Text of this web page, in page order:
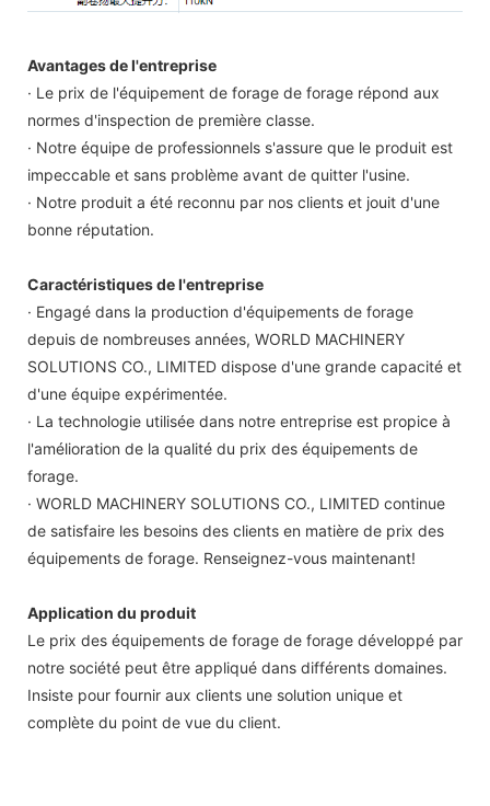
Avantages de l'entreprise
· Le prix de l'équipement de forage de forage répond aux
normes d'inspection de première classe.
· Notre équipe de professionnels s'assure que le produit est
impeccable et sans problème avant de quitter l'usine.
· Notre produit a été reconnu par nos clients et jouit d'une
bonne réputation.
Caractéristiques de l'entreprise
· Engagé dans la production d'équipements de forage
depuis de nombreuses années, WORLD MACHINERY
SOLUTIONS CO., LIMITED dispose d'une grande capacité et
d'une équipe expérimentée.
· La technologie utilisée dans notre entreprise est propice à
l'amélioration de la qualité du prix des équipements de
forage.
· WORLD MACHINERY SOLUTIONS CO., LIMITED continue
de satisfaire les besoins des clients en matière de prix des
équipements de forage. Renseignez-vous maintenant!
Application du produit
Le prix des équipements de forage de forage développé par
notre société peut être appliqué dans différents domaines.
Insiste pour fournir aux clients une solution unique et
complète du point de vue du client.